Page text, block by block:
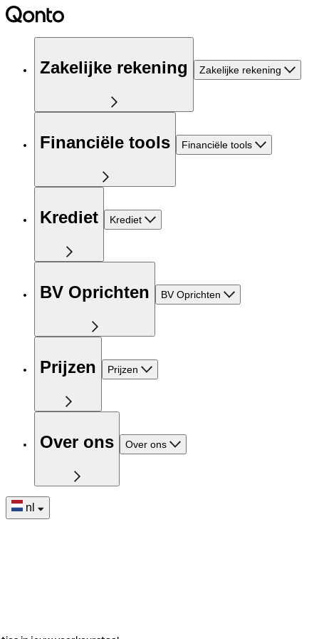
Zakelijke rekening Zakelijke rekening
Financiële tools Financiële tools
Krediet Krediet
BV Oprichten BV Oprichten
Prijzen Prijzen
Over ons Over ons
nl